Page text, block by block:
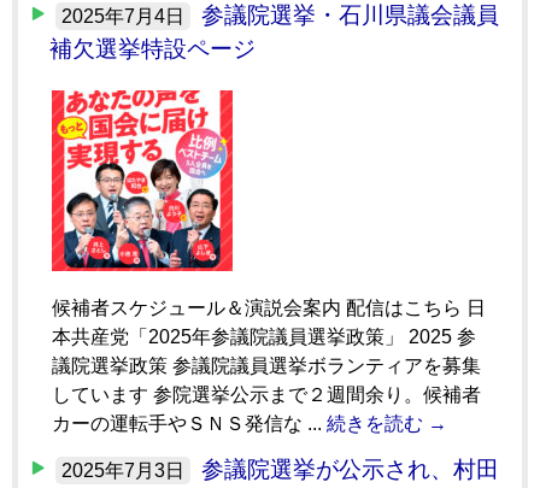
2025年7月4日
参議院選挙・石川県議会議員
補欠選挙特設ページ
候補者スケジュール＆演説会案内 配信はこちら 日
本共産党「2025年参議院議員選挙政策」 2025 参
議院選挙政策 参議院議員選挙ボランティアを募集
しています 参院選挙公示まで２週間余り。候補者
カーの運転手やＳＮＳ発信な ... 続きを読む →
2025年7月3日
参議院選挙が公示され、村田